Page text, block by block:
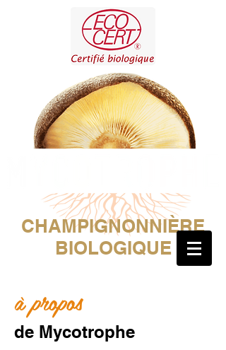
CHAMPIGNONNIÈRE
BIOLOGIQUE
à propos
de Mycotrophe